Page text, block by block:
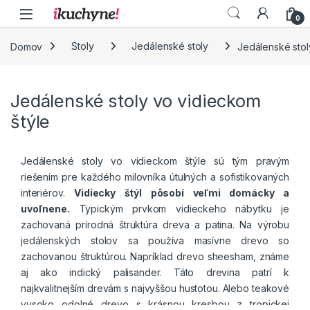
Skip to navigation
Skip to content
0
Domov Stoly Jedálenské stoly Jedálenské
Jedálenské stoly vo vidieckom
štýle
Jedálenské stoly vo vidieckom štýle sú tým pravým
riešením pre každého milovníka útulných a sofistikovaných
interiérov.Vidiecky štýl pôsobí veľmi domácky a
uvoľnene. Typickým prvkom vidieckeho nábytku je
zachovaná prírodná štruktúra dreva a patina. Na výrobu
jedálenských stolov sa používa masívne drevo so
zachovanou štruktúrou. Napríklad drevo sheesham, známe
aj ako indický palisander. Táto drevina patrí k
najkvalitnejším drevám s najvyššou hustotou. Alebo teakové
vysoko odolné drevo s krásnou kresbou z tropickej